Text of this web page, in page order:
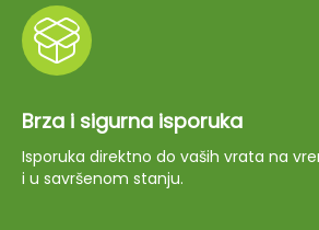
Brza i sigurna isporuka
Isporuka direktno do vaših vrata na
i u savršenom stanju.